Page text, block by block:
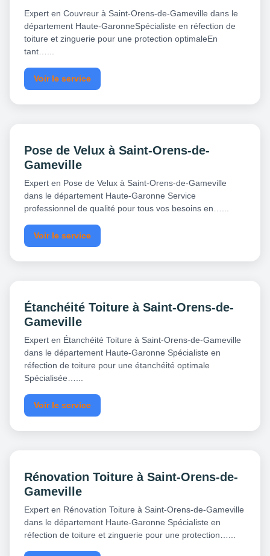
Expert en Couvreur à Saint-Orens-de-Gameville dans le
département Haute-GaronneSpécialiste en réfection de
toiture et zinguerie pour une protection optimaleEn
tant…...
Voir le service
Pose de Velux à Saint-Orens-de-
Gameville
Expert en Pose de Velux à Saint-Orens-de-Gameville
dans le département Haute-Garonne Service
professionnel de qualité pour tous vos besoins en…...
Voir le service
Étanchéité Toiture à Saint-Orens-de-
Gameville
Expert en Étanchéité Toiture à Saint-Orens-de-Gameville
dans le département Haute-Garonne Spécialiste en
réfection de toiture pour une étanchéité optimale
Spécialisée…...
Voir le service
Rénovation Toiture à Saint-Orens-de-
Gameville
Expert en Rénovation Toiture à Saint-Orens-de-Gameville
dans le département Haute-Garonne Spécialiste en
réfection de toiture et zinguerie pour une protection…...